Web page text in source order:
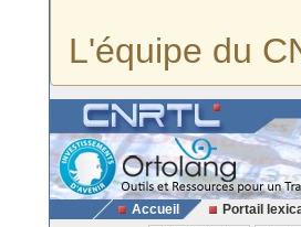
L'équipe du
Accueil Portail